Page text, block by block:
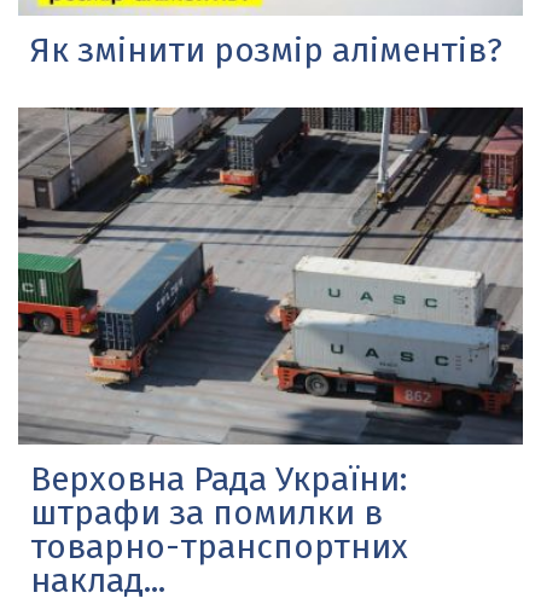
Як змінити розмір аліментів?
Верховна Рада України:
штрафи за помилки в
товарно-транспортних
наклад...